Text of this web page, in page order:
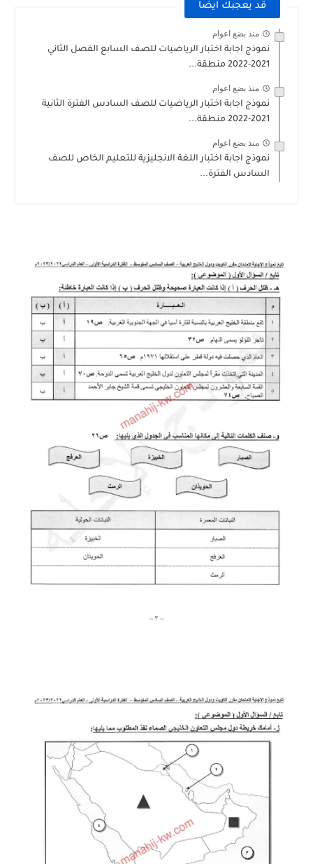
قد يعجبك ايضا
منذ بضع اعوام
نموذج اجابة اختبار الرياضيات للصف السابع الفصل الثاني
2021-2022 منطقة...
منذ بضع اعوام
نموذج اجابة اختبار الرياضيات للصف السادس الفترة الثانية
2021-2022 منطقة...
منذ بضع اعوام
نموذج اجابة اختبار اللغة الانجليزية للتعليم الخاص للصف
السادس الفترة...